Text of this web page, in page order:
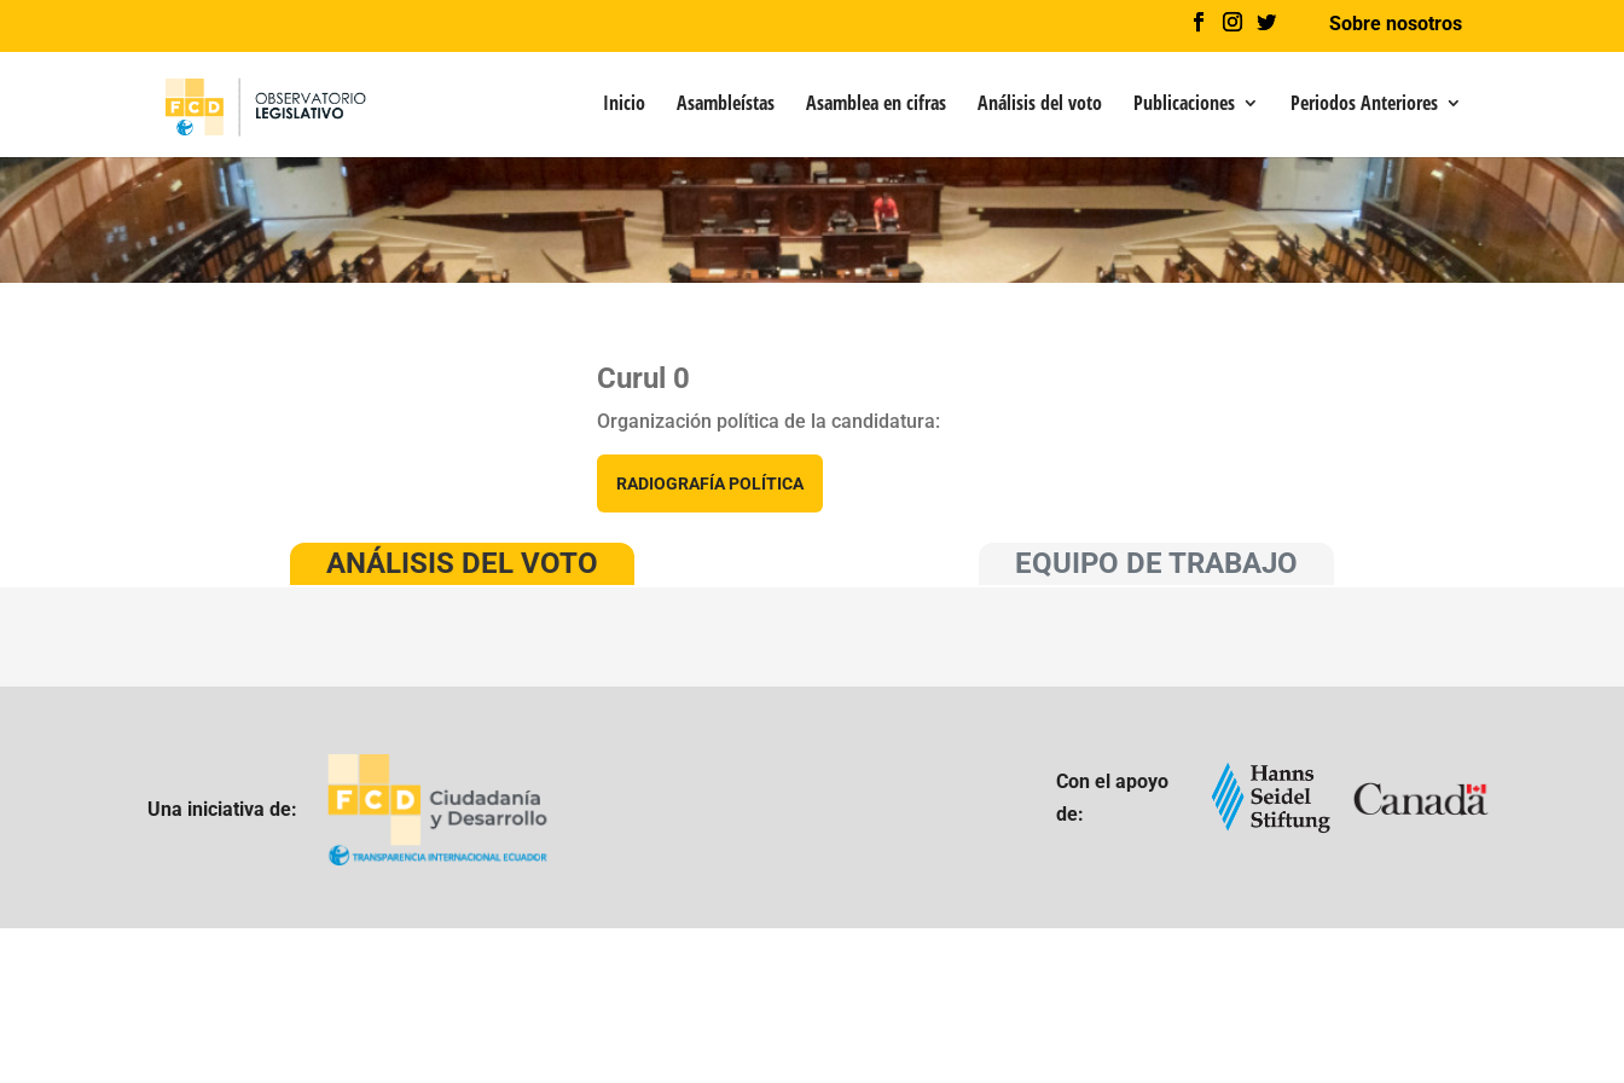
Sobre nosotros
Inicio Asambleístas Asamblea en cifras Análisis del voto Publicaciones Periodos Anteriores
Curul 0
Organización política de la candidatura:
RADIOGRAFÍA POLÍTICA
ANÁLISIS DEL VOTO EQUIPO DE TRABAJO
Una iniciativa de:
Con el apoyo
de: